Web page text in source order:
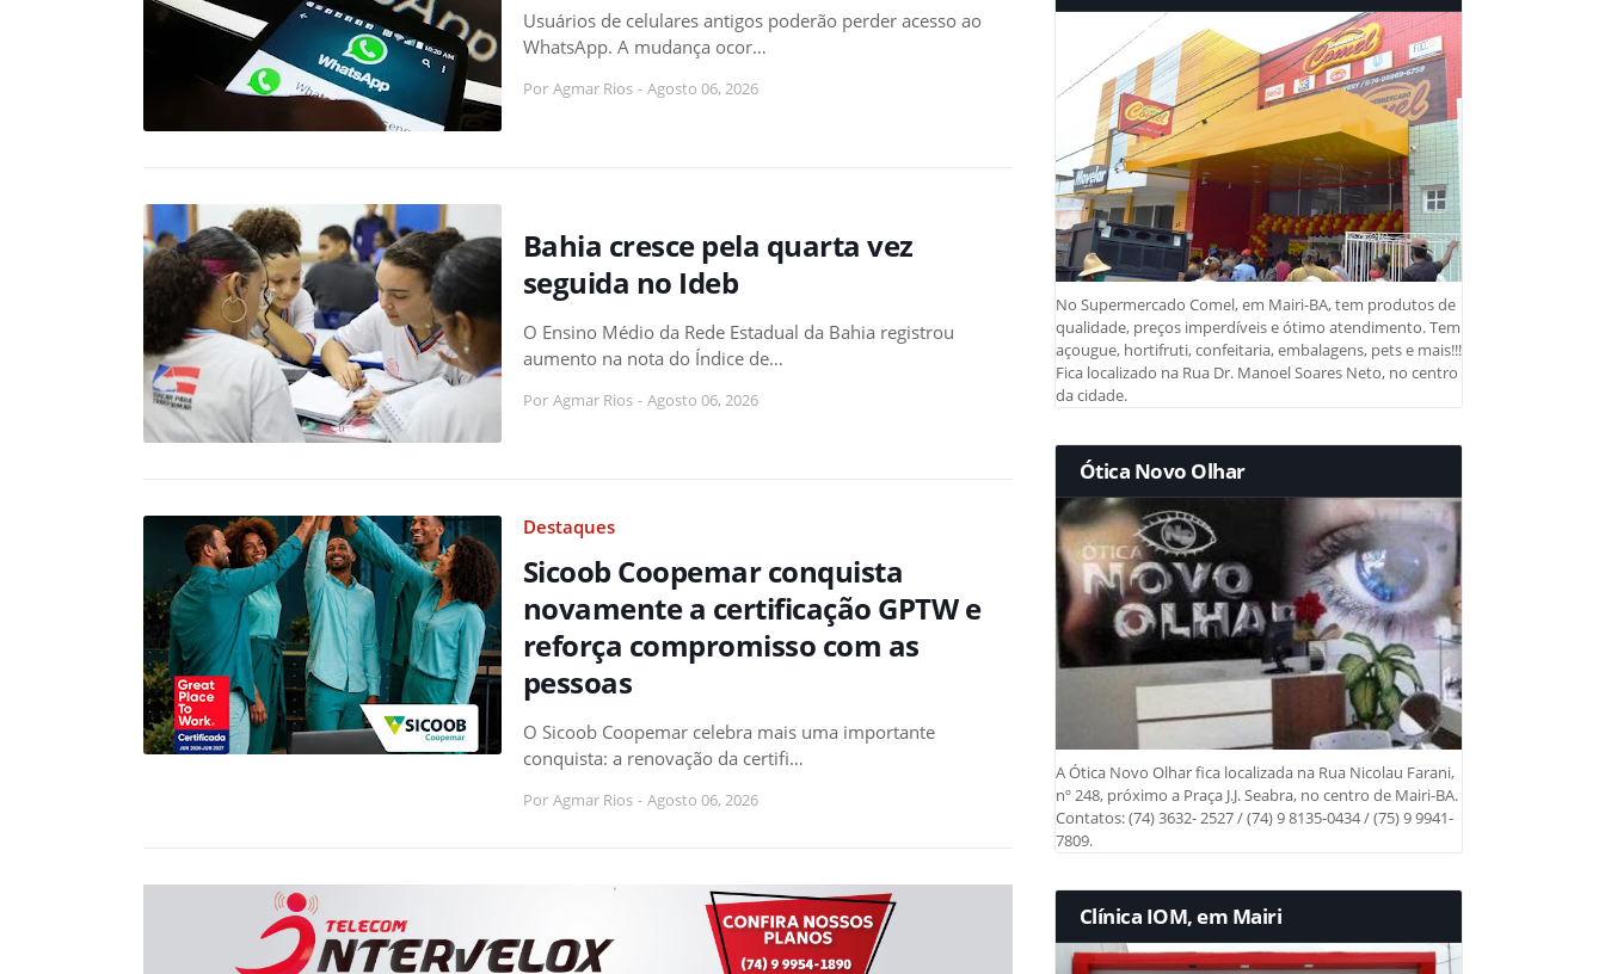
Usuários de celulares antigos poderão perder acesso ao
WhatsApp. A mudança ocor…
Por Agmar Rios - Agosto 06, 2026
Bahia cresce pela quarta vez
seguida no Ideb
O Ensino Médio da Rede Estadual da Bahia registrou
aumento na nota do Índice de…
Por Agmar Rios - Agosto 06, 2026
Destaques
Sicoob Coopemar conquista
novamente a certificação GPTW e
reforça compromisso com as
pessoas
O Sicoob Coopemar celebra mais uma importante
conquista: a renovação da certifi…
Por Agmar Rios - Agosto 06, 2026
No Supermercado Comel, em Mairi-BA, tem produtos de
qualidade, preços imperdíveis e ótimo atendimento. Tem
açougue, hortifruti, confeitaria, embalagens, pets e mais!!!
Fica localizado na Rua Dr. Manoel Soares Neto, no centro
da cidade.
Ótica Novo Olhar
A Ótica Novo Olhar fica localizada na Rua Nicolau Farani,
nº 248, próximo a Praça J.J. Seabra, no centro de Mairi-BA.
Contatos: (74) 3632- 2527 / (74) 9 8135-0434 / (75) 9 9941-
7809.
Clínica IOM, em Mairi